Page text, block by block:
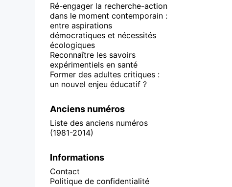
Ré-engager la recherche-action
dans le moment contemporain :
entre aspirations
démocratiques et nécessités
écologiques
Reconnaître les savoirs
expérimentiels en santé
Former des adultes critiques :
un nouvel enjeu éducatif ?
Anciens numéros
Liste des anciens numéros
(1981-2014)
Informations
Contact
Politique de confidentialité